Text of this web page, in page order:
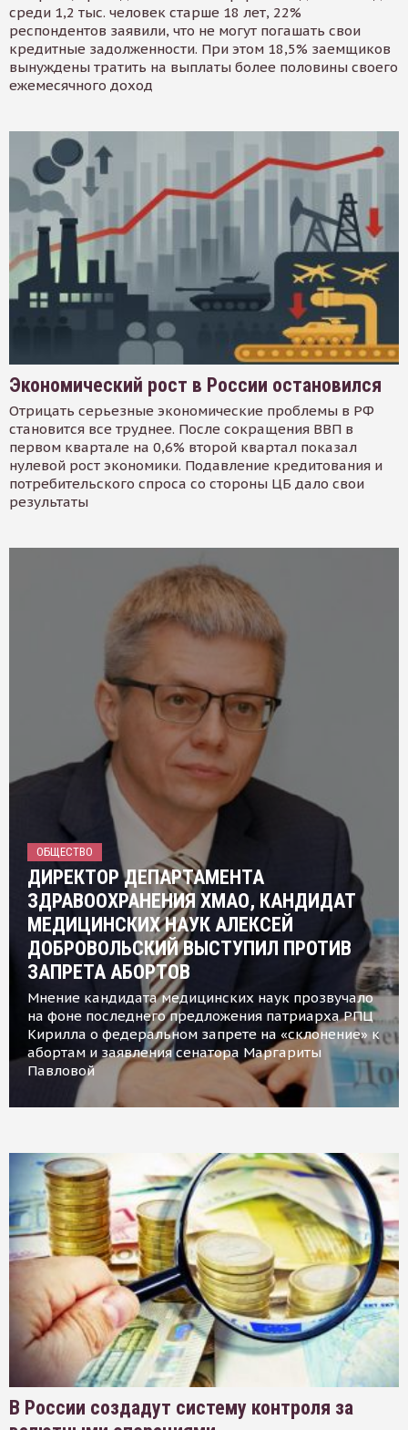
среди 1,2 тыс. человек старше 18 лет, 22%
респондентов заявили, что не могут погашать свои
кредитные задолженности. При этом 18,5% заемщиков
вынуждены тратить на выплаты более половины своего
ежемесячного доход
Экономический рост в России остановился
Отрицать серьезные экономические проблемы в РФ
становится все труднее. После сокращения ВВП в
первом квартале на 0,6% второй квартал показал
нулевой рост экономики. Подавление кредитования и
потребительского спроса со стороны ЦБ дало свои
результаты
ОБЩЕСТВО
ДИРЕКТОР ДЕПАРТАМЕНТА
ЗДРАВООХРАНЕНИЯ ХМАО, КАНДИДАТ
МЕДИЦИНСКИХ НАУК АЛЕКСЕЙ
ДОБРОВОЛЬСКИЙ ВЫСТУПИЛ ПРОТИВ
ЗАПРЕТА АБОРТОВ
Мнение кандидата медицинских наук прозвучало
на фоне последнего предложения патриарха РПЦ
Кирилла о федеральном запрете на «склонение» к
абортам и заявления сенатора Маргариты
Павловой
В России создадут систему контроля за